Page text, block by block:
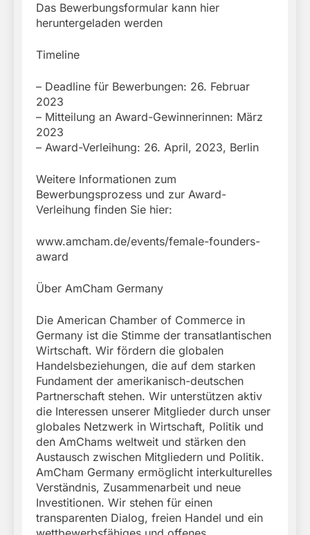
Das Bewerbungsformular kann hier
heruntergeladen werden
Timeline
– Deadline für Bewerbungen: 26. Februar
2023
– Mitteilung an Award-Gewinnerinnen: März
2023
– Award-Verleihung: 26. April, 2023, Berlin
Weitere Informationen zum
Bewerbungsprozess und zur Award-
Verleihung finden Sie hier:
www.amcham.de/events/female-founders-
award
Über AmCham Germany
Die American Chamber of Commerce in
Germany ist die Stimme der transatlantischen
Wirtschaft. Wir fördern die globalen
Handelsbeziehungen, die auf dem starken
Fundament der amerikanisch-deutschen
Partnerschaft stehen. Wir unterstützen aktiv
die Interessen unserer Mitglieder durch unser
globales Netzwerk in Wirtschaft, Politik und
den AmChams weltweit und stärken den
Austausch zwischen Mitgliedern und Politik.
AmCham Germany ermöglicht interkulturelles
Verständnis, Zusammenarbeit und neue
Investitionen. Wir stehen für einen
transparenten Dialog, freien Handel und ein